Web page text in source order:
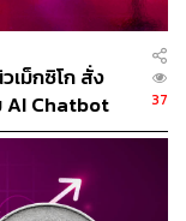
Siarhei
สุรชาติ บำรุงสุข
เม็กซิโก สั่ง
AI Chatbot
37